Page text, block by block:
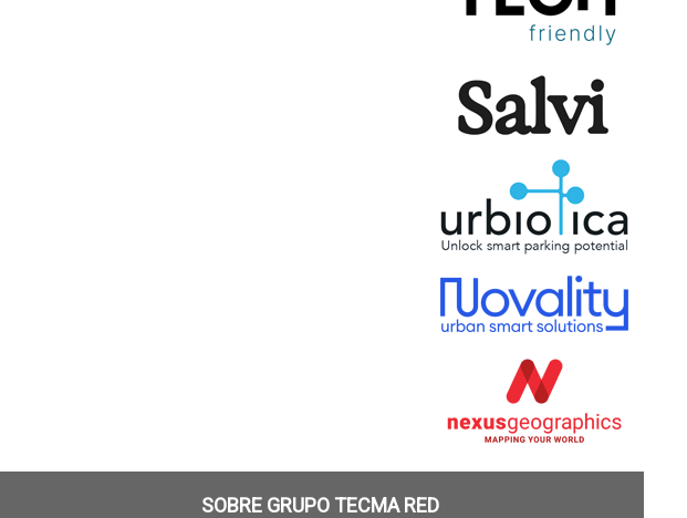
SOBRE GRUPO TECMA RED